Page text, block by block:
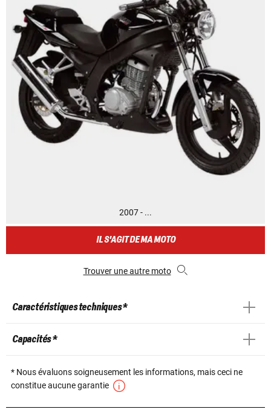
2007 - ...
IL S'AGIT DE MA MOTO
Trouver une autre moto
Caractéristiques techniques *
Capacités *
* Nous évaluons soigneusement les informations, mais ceci ne
constitue aucune garantie